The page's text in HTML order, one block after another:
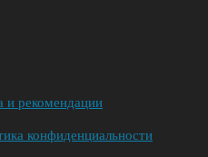
и рекомендации
конфиденциальности